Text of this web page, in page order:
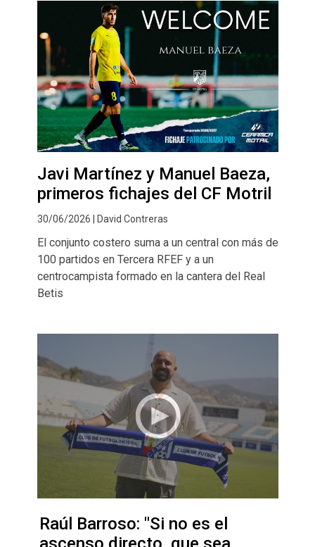
Javi Martínez y Manuel Baeza,
primeros fichajes del CF Motril
30/06/2026 | David Contreras
El conjunto costero suma a un central con más de
100 partidos en Tercera RFEF y a un
centrocampista formado en la cantera del Real
Betis
Raúl Barroso: "Si no es el